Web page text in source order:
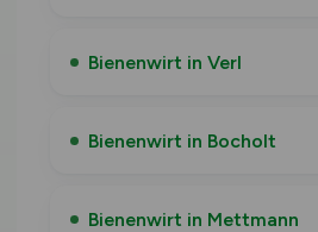
Bienenwirt in Verl
Bienenwirt in Bocholt
Bienenwirt in Mettmann